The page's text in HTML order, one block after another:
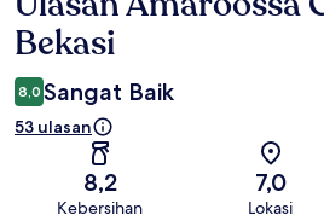
Bekasi
8,0 Sangat Baik
53 ulasan
8,2
Kebersihan
7,0
Lokasi